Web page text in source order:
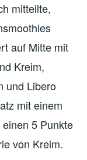
mitteilte,
auf Mitte mit
Kreim,
und Libero
mit einem
5 Punkte
von Kreim.